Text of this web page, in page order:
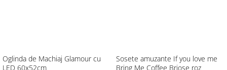
Oglinda de Machiaj Glamour cu
LED 60x52cm
Sosete amuzante If you love me
Bring Me Coffee Briose roz